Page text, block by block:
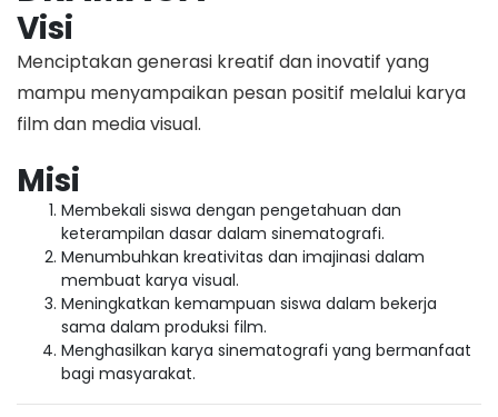
Visi
Menciptakan generasi kreatif dan inovatif yang
mampu menyampaikan pesan positif melalui karya
film dan media visual.
Misi
Membekali siswa dengan pengetahuan dan
keterampilan dasar dalam sinematografi.
Menumbuhkan kreativitas dan imajinasi dalam
membuat karya visual.
Meningkatkan kemampuan siswa dalam bekerja
sama dalam produksi film.
Menghasilkan karya sinematografi yang bermanfaat
bagi masyarakat.